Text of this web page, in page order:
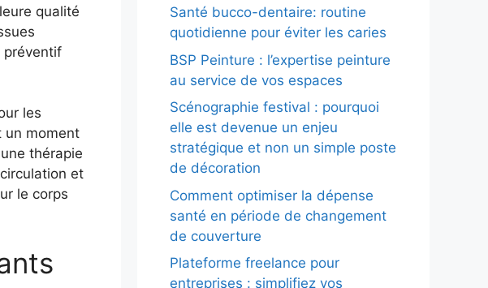
qualité
préventif
les
un moment
thérapie
et
le corps
Santé bucco-dentaire: routine
quotidienne pour éviter les caries
BSP Peinture : l’expertise peinture
au service de vos espaces
Scénographie festival : pourquoi
elle est devenue un enjeu
stratégique et non un simple poste
de décoration
Comment optimiser la dépense
santé en période de changement
de couverture
Plateforme freelance pour
entreprises : simplifiez vos